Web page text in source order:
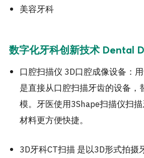
美容牙科
数字化牙科创新技术 Dental
口腔扫描仪 3D口腔成像设备：
是直接从口腔扫描牙齿的设备，
模。牙医使用3Shape扫描仪扫
材料更方便快捷。
3D牙科CT扫描 是以3D形式拍摄